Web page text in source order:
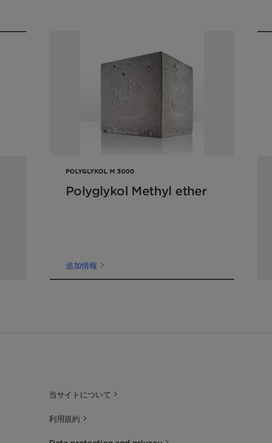
POLYGLYKOL M 3000
Polyglykol Methyl ether
追加情報
当サイトについて
利用規約